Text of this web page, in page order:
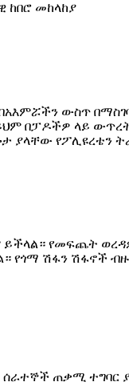
ከበሮ መከላከያ
ውስጥ
በፓዶችዎ ላይ
የፖሊዩረቴን
የመፍጨት
የጎማ ሽፋን
ጠቃሚ ተግባር